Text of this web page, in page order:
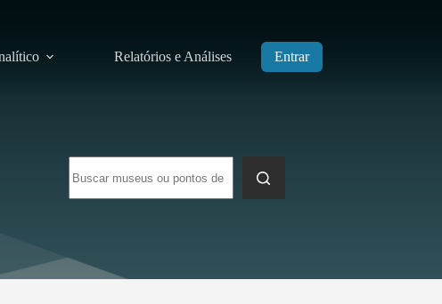
Relatórios e Análises Entrar
resultados